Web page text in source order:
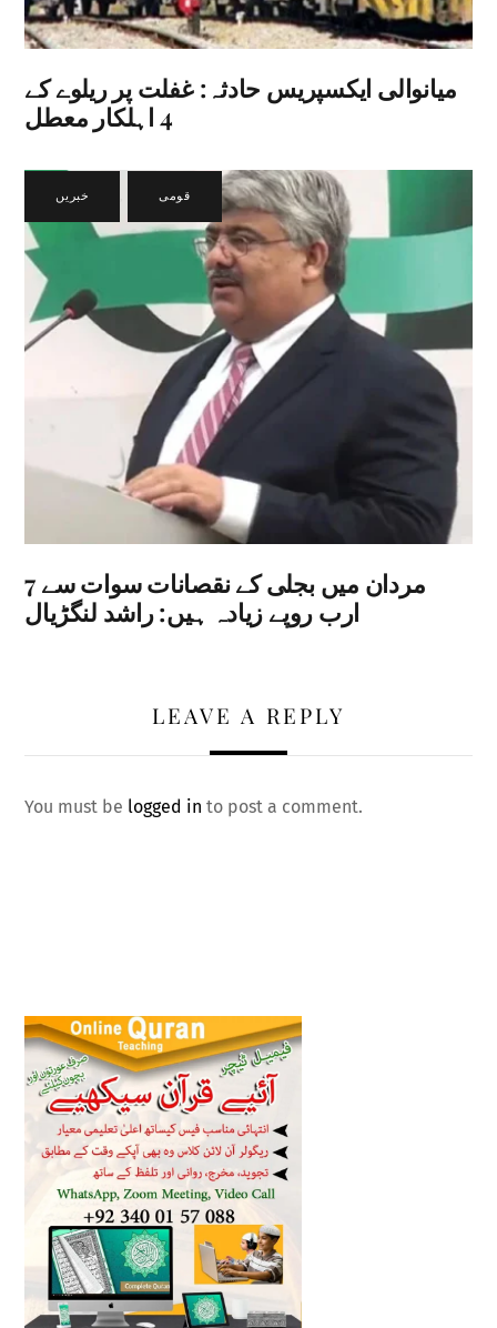
میانوالی ایکسپریس حادثہ: غفلت پر ریلوے کے
4 اہلکار معطل
خبریں قومی
مردان میں بجلی کے نقصانات سوات سے 7
ارب روپے زیادہ ہیں: راشد لنگڑیال
LEAVE A REPLY
You must be logged in to post a comment.